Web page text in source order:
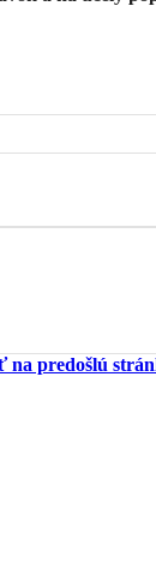
na predošlú